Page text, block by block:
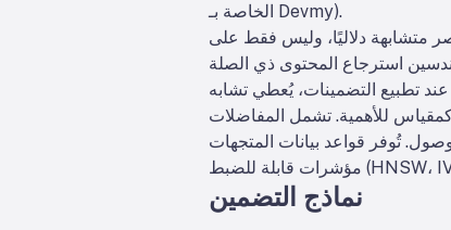
الخاصة بـ Devmy).
متشابهة دلاليًا، وليس فقط على
استرجاع المحتوى ذي الصلة
تطبيع التضمينات، يُعطي تشابه
للأهمية. تشمل المفاضلات
تُوفر قواعد بيانات المتجهات
نماذج التضمين